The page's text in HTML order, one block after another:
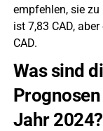
empfehlen, sie
ist 7,83 CAD,
CAD.
Was sind
Jahr 2024?